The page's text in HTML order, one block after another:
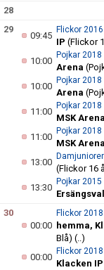
28
29
09:45
Flickor 2016
IP (Flickor
10:00
Pojkar 2018
Arena
10:00
Pojkar 2018
Arena
11:00
Pojkar 2018
MSK Arena
11:00
Pojkar 2018
MSK Arena
13:00
Damjuniorer
(Flickor 16
13:30
Pojkar 2015
30
00:00
Flickor 2018
hemma,
Blå) (..)
00:00
Flickor 2018
Klacken IP